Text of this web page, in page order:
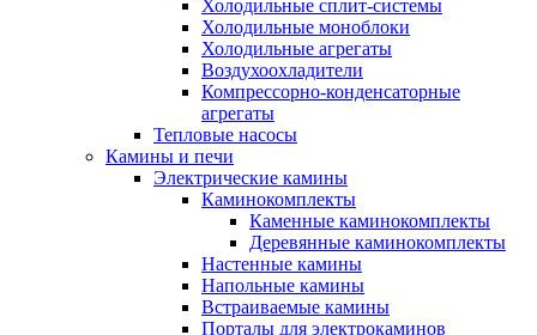
Холодильные сплит-системы
Холодильные моноблоки
Холодильные агрегаты
Воздухоохладители
Компрессорно-конденсаторные
агрегаты
Тепловые насосы
Камины и печи
Электрические камины
Каминокомплекты
Каменные каминокомплекты
Деревянные каминокомплекты
Настенные камины
Напольные камины
Встраиваемые камины
Порталы для электрокаминов